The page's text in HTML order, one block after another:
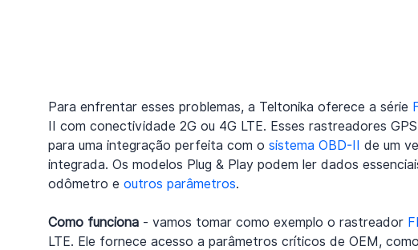
Para enfrentar esses problemas, a Teltonika oferece a série
II com conectividade 2G ou 4G LTE. Esses rastreadores
para uma integração perfeita com o sistema OBD-II de um
integrada. Os modelos Plug & Play podem ler dados
odômetro e outros parâmetros.
Como funciona - vamos tomar como exemplo o rastreador
LTE. Ele fornece acesso a parâmetros críticos de OEM,